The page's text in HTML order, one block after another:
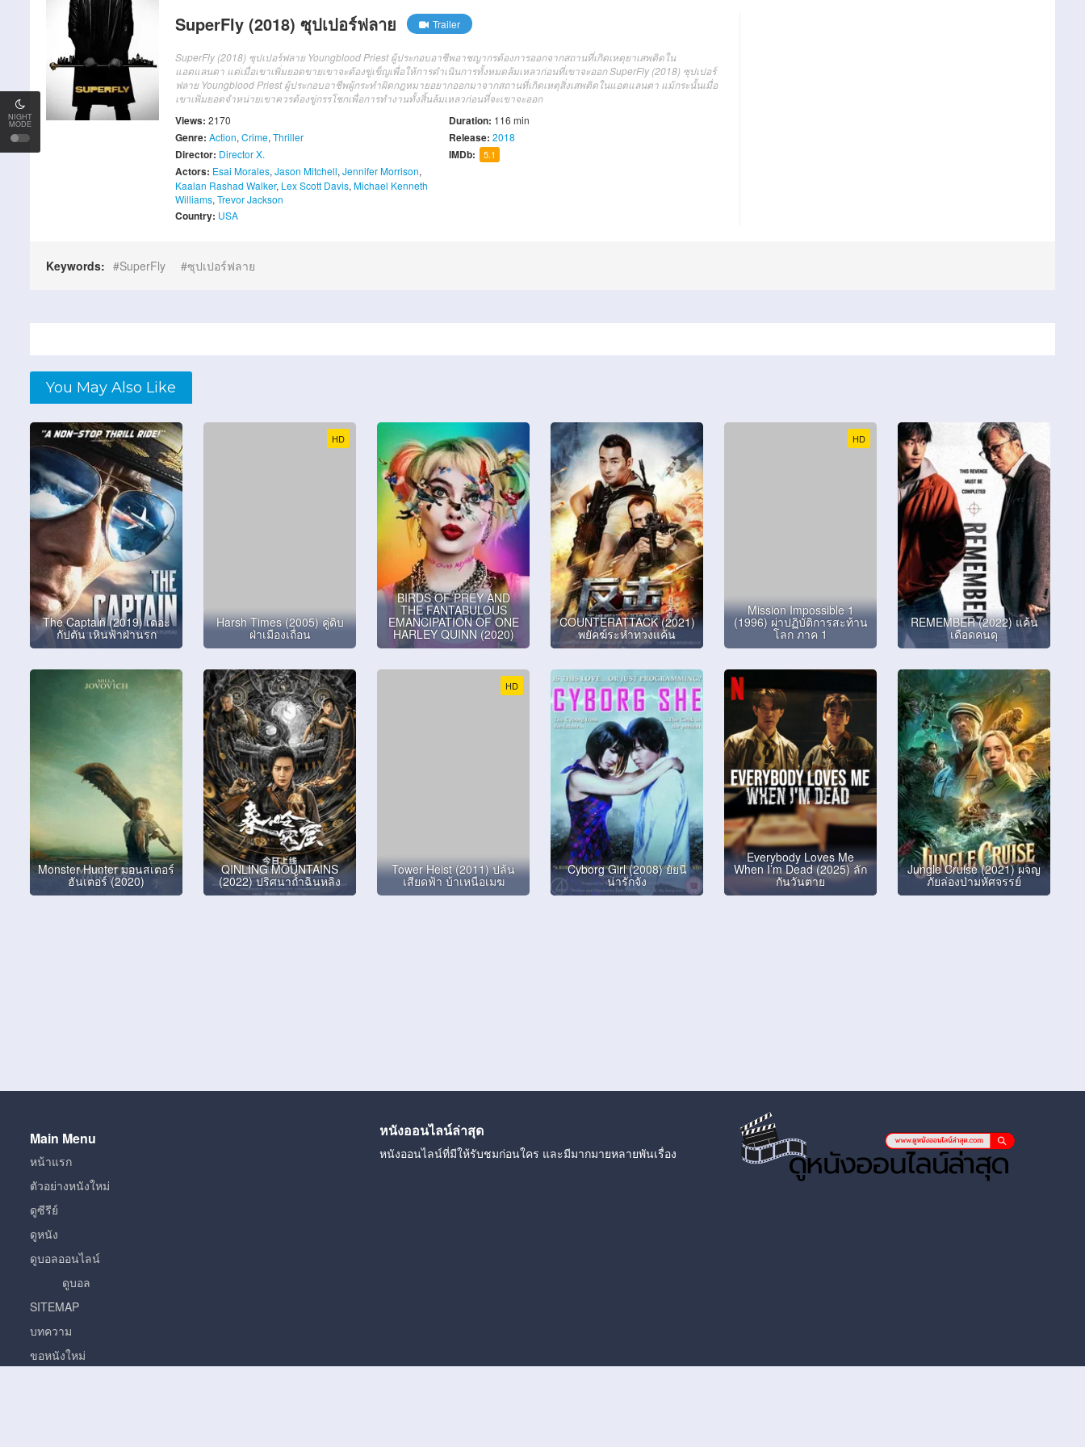
NIGHT
MODE
SuperFly (2018) ซุปเปอร์ฟลาย Trailer
SuperFly (2018) ซุปเปอร์ฟลาย Youngblood Priest ผู้ประกอบอาชีพอาชญากรต้องการออกจากสถานที่เกิดเหตุยาเสพติดใน
แอตแลนตา แต่เมื่อเขาเพิ่มยอดขายเขาจะต้องขู่เข็ญเพื่อให้การดำเนินการทั้งหมดล้มเหลวก่อนที่เขาจะออก SuperFly (2018) ซุปเปอร์
ฟลาย Youngblood Priest ผู้ประกอบอาชีพผู้กระทำผิดกฎหมายอยากออกมาจากสถานที่เกิดเหตุสิ่งเสพติดในแอตแลนตา แม้กระนั้นเมื่อ
เขาเพิ่มยอดจำหน่ายเขาควรต้องขู่กรรโชกเพื่อการทำงานทั้งสิ้นล้มเหลวก่อนที่จะเขาจะออก
Views: 2170
Genre: Action, Crime, Thriller
Director: Director X.
Actors: Esai Morales, Jason Mitchell, Jennifer Morrison,
Kaalan Rashad Walker, Lex Scott Davis, Michael Kenneth
Williams, Trevor Jackson
Country: USA
Duration: 116 min
Release:2018
IMDb: 5.1
Keywords: SuperFly ซุปเปอร์ฟลาย
You May Also Like
The Captain (2019) เดอะ
กัปตัน เหินฟ้าฝ่านรก
HD
Harsh Times (2005) คู่ดิบ
ฝ่าเมืองเถื่อน
BIRDS OF PREY AND
THE FANTABULOUS
EMANCIPATION OF ONE
HARLEY QUINN (2020)
COUNTERATTACK (2021)
พยัคฆ์ระห่ำทวงแค้น
HD
Mission Impossible 1
(1996) ผ่าปฏิบัติการสะท้าน
โลก ภาค 1
REMEMBER (2022) แค้น
เดือดคนดุ
Monster Hunter มอนสเตอร์
ฮันเตอร์ (2020)
QINLING MOUNTAINS
(2022) ปริศนาถ้ำฉินหลิง
HD
Tower Heist (2011) ปล้น
เสียดฟ้า บ้าเหนือเมฆ
Cyborg Girl (2008) ยัยนี่
น่ารักจัง
Everybody Loves Me
When I’m Dead (2025) ลัก
กันวันตาย
Jungle Cruise (2021) ผจญ
ภัยล่องป่ามหัศจรรย์
Main Menu
หน้าแรก
ตัวอย่างหนังใหม่
ดูซีรีย์
ดูหนัง
ดูบอลออนไลน์
ดูบอล
SITEMAP
บทความ
ขอหนังใหม่
หนังออนไลน์ล่าสุด
หนังออนไลน์ที่มีให้รับชมก่อนใคร และมีมากมายหลายพันเรื่อง